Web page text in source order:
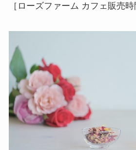
［ローズファーム カフェ販売